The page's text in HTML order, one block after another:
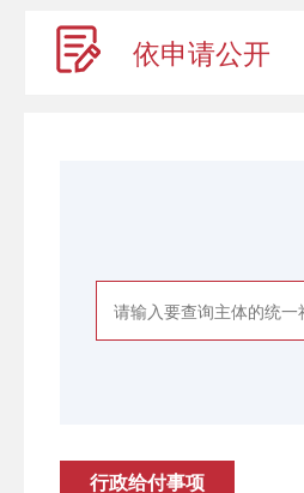
依申请公开
行政给付事项